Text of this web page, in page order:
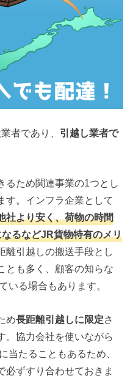
者であり、 引越し業者で
るため関連事業の1つとし
す。インフラ企業として
社より安く、荷物の時間
るなどJR貨物特有のメリ
離引越しの搬送手段とし
とも多く、顧客の知らな
いる場合もあります。
め長距離引越しに限定さ
。協力会社を使いながら
当たることもあるため、
必ずすり合わせておきま